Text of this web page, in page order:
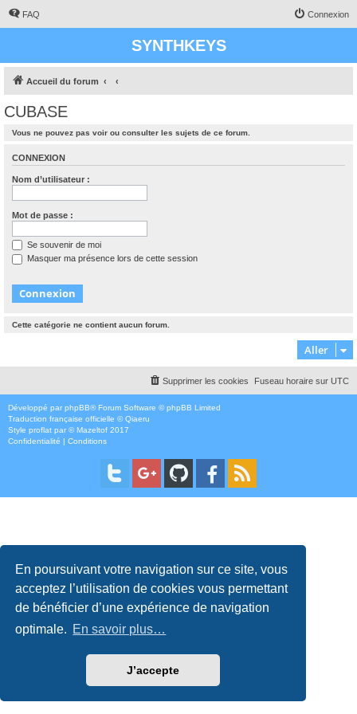
En poursuivant votre navigation sur ce site, vous
acceptez l’utilisation de cookies vous permettant
de bénéficier d’une expérience de navigation
optimale. En savoir plus…
J’accepte
FAQ Connexion
SYNTHKEYS
Accueil du forum
CUBASE
Vous ne pouvez pas voir ou consulter les sujets de ce forum.
CONNEXION
Nom d’utilisateur :
Mot de passe :
Se souvenir de moi
Masquer ma présence lors de cette session
Cette catégorie ne contient aucun forum.
Aller
Fuseau horaire sur UTC
Supprimer les cookies
Développé par phpBB® Forum Software © phpBB Limited
Traduction française officielle ©Qiaeru
Style proflat par ©Mazeltof 2017
Confidentialité | Conditions